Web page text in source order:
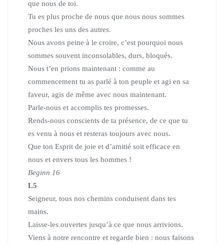
que nous de toi.
Tu es plus proche de nous que nous nous sommes
proches les uns des autres.
Nous avons peine à le croire, c’est pourquoi nous
sommes souvent inconsolables, durs, bloqués.
Nous t’en prions maintenant : comme au
commencement tu as parlé à ton peuple et agi en sa
faveur, agis de même avec nous maintenant.
Parle-nous et accomplis tes promesses.
Rends-nous conscients de ta présence, de ce que tu
es venu à nous et resteras toujours avec nous.
Que ton Esprit de joie et d’amitié soit efficace en
nous et envers tous les hommes !
Beginn 16
L5
Seigneur, tous nos chemins conduisent dans tes
mains.
Laisse-les ouvertes jusqu’à ce que nous arrivions.
Viens à notre rencontre et regarde bien : nous faisons